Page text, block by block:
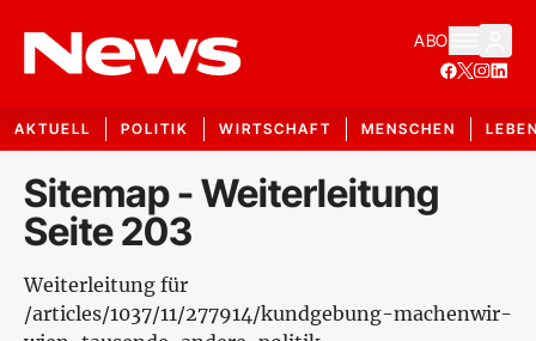
ABO
AKTUELL POLITIK WIRTSCHAFT MENSCHEN
Sitemap - Weiterleitung
Seite 203
Weiterleitung für
/articles/1037/11/277914/kundgebung-machenwir-